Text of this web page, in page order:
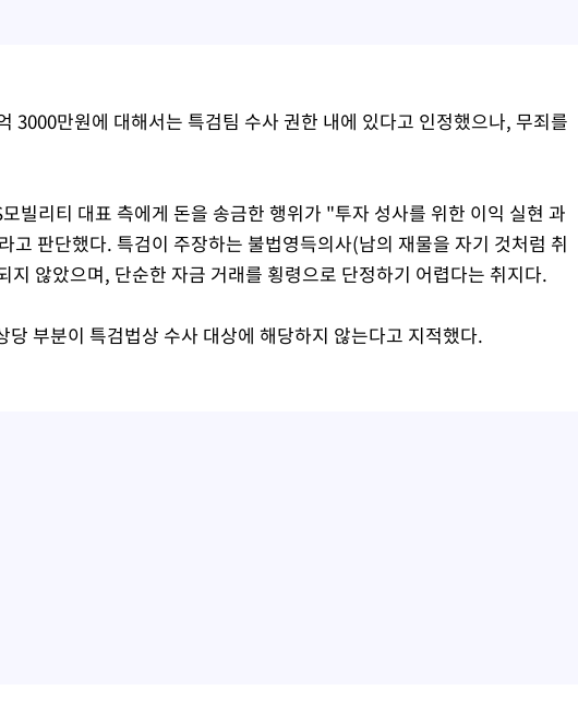
3000만원에 대해서는 특검팀 수사 권한 내에 있다고 인정했으나, 무죄를
빌리티 대표 측에게 돈을 송금한 행위가 "투자 성사를 위한 이익 실현 과
고 판단했다. 특검이 주장하는 불법영득의사(남의 재물을 자기 것처럼 취
지 않았으며, 단순한 자금 거래를 횡령으로 단정하기 어렵다는 취지다.
당 부분이 특검법상 수사 대상에 해당하지 않는다고 지적했다.